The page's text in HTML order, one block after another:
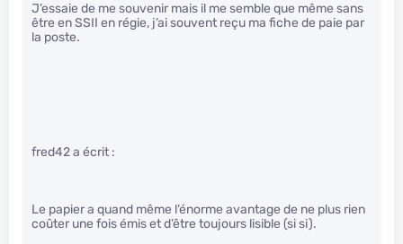
J’essaie de me souvenir mais il me semble que même sans
être en SSII en régie, j’ai souvent reçu ma fiche de paie par
la poste.
fred42 a écrit :
Le papier a quand même l’énorme avantage de ne plus rien
coûter une fois émis et d’être toujours lisible (si si).